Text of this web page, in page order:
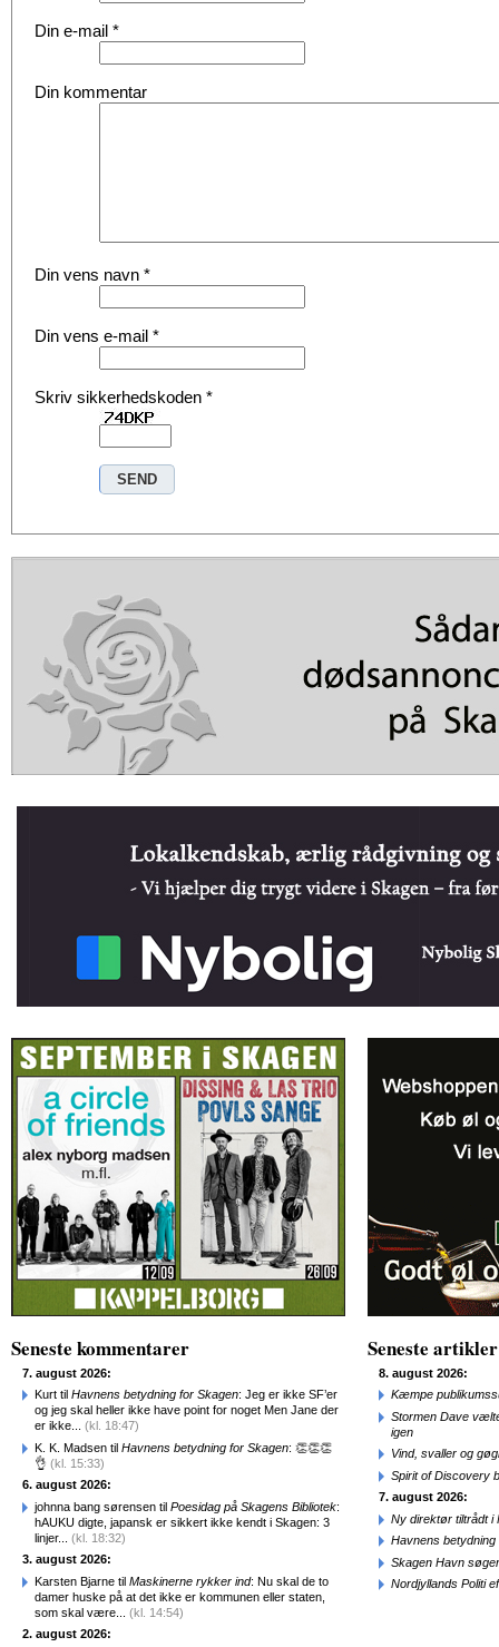
Din e-mail *
Din kommentar
Din vens navn *
Din vens e-mail *
Skriv sikkerhedskoden *
Seneste kommentarer
7. august 2026:
Kurt til Havnens betydning for Skagen: Jeg er ikke SF’er
og jeg skal heller ikke have point for noget Men Jane der
er ikke... (kl. 18:47)
K. K. Madsen til Havnens betydning for Skagen: 👏👏👏
👌 (kl. 15:33)
6. august 2026:
johnna bang sørensen til Poesidag på Skagens Bibliotek:
hAUKU digte, japansk er sikkert ikke kendt i Skagen: 3
linjer... (kl. 18:32)
3. august 2026:
Karsten Bjarne til Maskinerne rykker ind: Nu skal de to
damer huske på at det ikke er kommunen eller staten,
som skal være... (kl. 14:54)
2. august 2026:
Seneste artikler
8. august 2026:
Kæmpe
Stormen Dave
igen
Vind, svaller og
Spirit of Discovery
7. august 2026:
Ny direktør tiltrådt i
Havnens betydning
Skagen Havn
Nordjyllands Politi